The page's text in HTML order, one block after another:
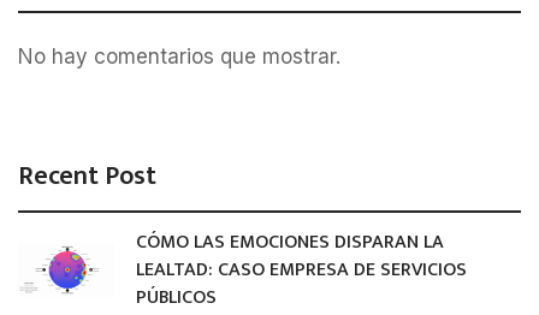
No hay comentarios que mostrar.
Recent Post
CÓMO LAS EMOCIONES DISPARAN LA
LEALTAD: CASO EMPRESA DE SERVICIOS
PÚBLICOS